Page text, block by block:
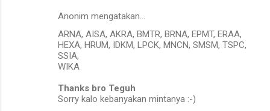
Anonim mengatakan…
ARNA, AISA, AKRA, BMTR, BRNA, EPMT, ERAA,
HEXA, HRUM, IDKM, LPCK, MNCN, SMSM, TSPC,
SSIA,
WIKA
Thanks bro Teguh
Sorry kalo kebanyakan mintanya :-)